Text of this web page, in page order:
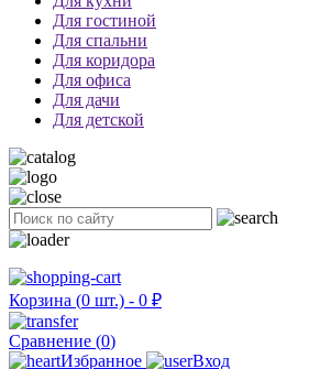
Для гостиной
Для спальни
Для коридора
Для офиса
Для дачи
Для детской
Корзина (0 шт.) - 0 ₽
Сравнение (0)
Избранное
Вход